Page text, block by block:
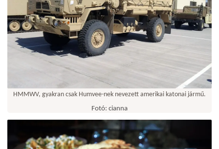
HMMWV, gyakran csak Humvee-nek nevezett amerikai katonai jármű.
Fotó: cianna